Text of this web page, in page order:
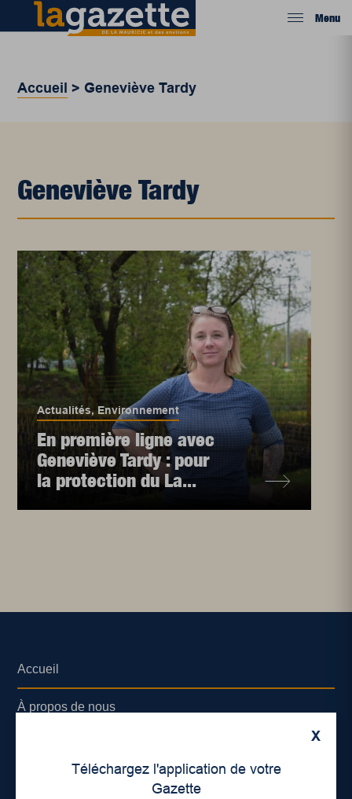
Menu
Accueil > Geneviève Tardy
Geneviève Tardy
Actualités, Environnement
En première ligne avec
Geneviève Tardy : pour
la protection du La...
X
Téléchargez l'application de votre
Gazette
Accueil
À propos de nous